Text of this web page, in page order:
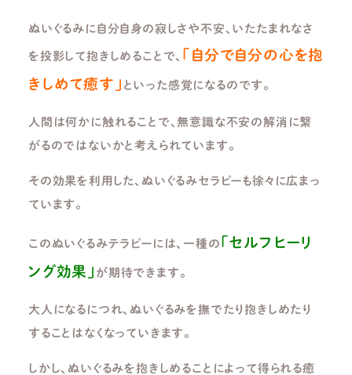
ぬいぐるみに自分自身の寂しさや不安、いたたまれなさ
を投影して抱きしめることで、 「自分で自分の心を抱
きしめて癒す」 といった感覚になるのです。
人間は何かに触れることで、無意識な不安の解消に繋
がるのではないかと考えられています。
その効果を利用した、ぬいぐるみセラピーも徐々に広まっ
ています。
このぬいぐるみテラピーには、一種の 「セルフヒーリ
ング効果」 が期待できます。
大人になるにつれ、ぬいぐるみを撫でたり抱きしめたり
することはなくなっていきます。
しかし、ぬいぐるみを抱きしめることによって得られる癒